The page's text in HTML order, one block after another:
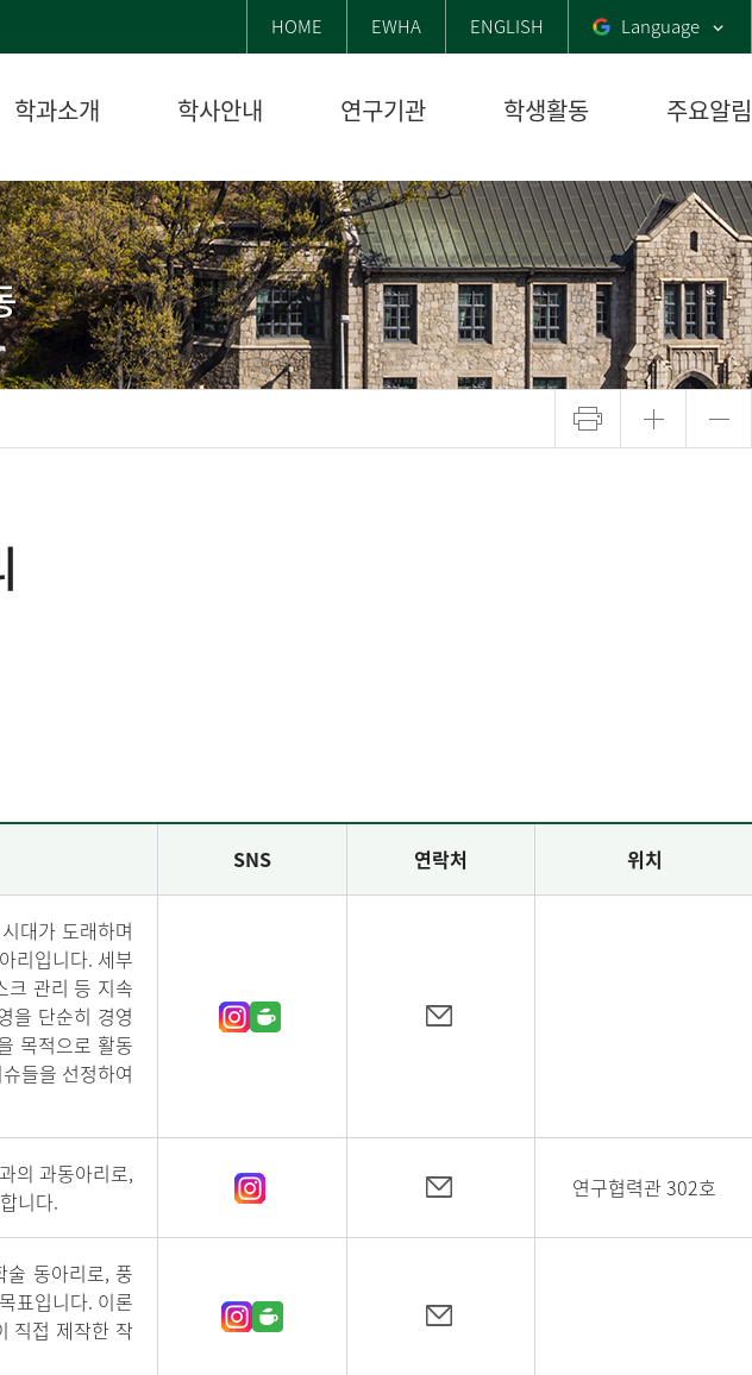
HOME EWHA ENGLISH Language
학과소개 학사안내 연구기관 학생활동 주요알림
SNS 연락처 위치
대가 도래하며
리입니다. 세부
크 관리 등 지속
을 단순히 경영
목적으로 활동
들을 선정하여
의 과동아리로,
니다.
연구협력관 302호
동아리로, 풍
표입니다. 이론
직접 제작한 작